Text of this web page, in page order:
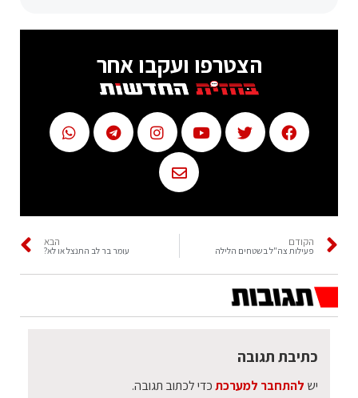
הצטרפו ועקבו אחר
הקודם
פעילות צה"ל בשטחים הלילה
הבא
עומר בר לב התנצל או לא?
כתיבת תגובה
יש להתחבר למערכתכדי לכתוב תגובה.